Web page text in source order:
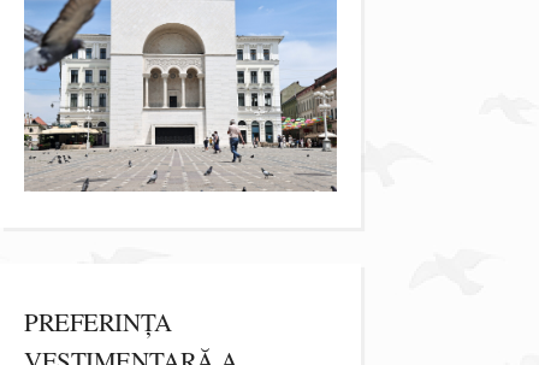
PREFERINȚA